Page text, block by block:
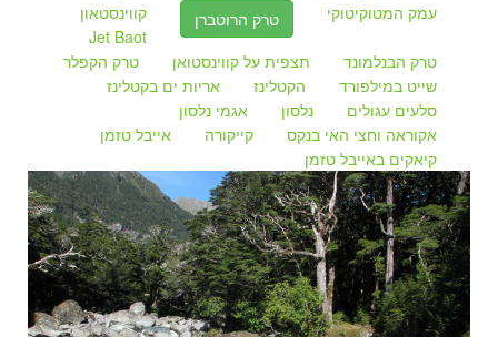
עמק המטוקיטוקי
טרק הרוטברן
קווינסטאון
Jet Baot
טרק הבנלמונד
תצפית על קווינסטואן
טרק הקפלר
שייט במילפורד
הקטלינז
אריות ים בקטלינז
סלעים עגולים
נלסון
אגמי נלסון
אקוראה וחצי האי בנקס
קייקורה
אייבל טזמן
קיאקים באייבל טזמן